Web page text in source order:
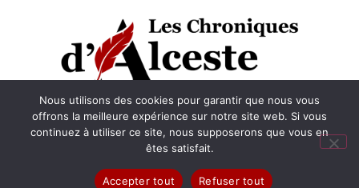
Instagram
leschroniquesdalceste@outlook.fr
Abonnez-vous
©2022-2026, LES CHRONIQUES D’ALCESTE
Nous utilisons des cookies pour garantir que nous vous
offrons la meilleure expérience sur notre site web. Si vous
continuez à utiliser ce site, nous supposerons que vous en
êtes satisfait.
Accepter tout Refuser tout